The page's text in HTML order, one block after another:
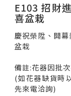
E103 招財
喜盆栽
慶祝榮陞、開
盆栽
備註:花器因批
(如花器缺貨時
先來電洽詢)